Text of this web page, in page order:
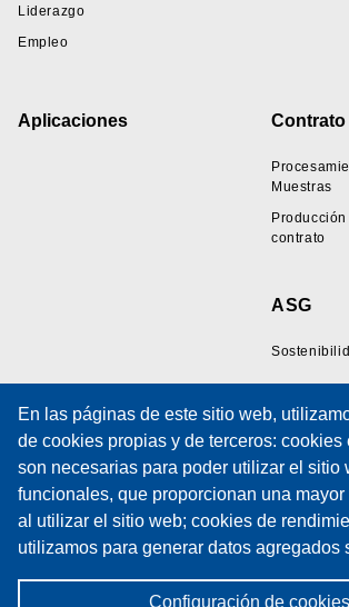
En las páginas de este sitio web,
de cookies propias y de terceros: cookies
son necesarias para poder utilizar el sitio
funcionales, que proporcionan una
al utilizar el sitio web; cookies de
utilizamos para generar datos agregados
utilizan para mostrar contenidos y
Configuración de cookies
Liderazgo
Empleo
Aplicaciones Contrato
Muestras
contrato
ASG
Recursos
Galería de Muestras
de Cables
Artículos Técnicos
Políticas
Soporte
Soporte
Formación
Formulario
de servicio